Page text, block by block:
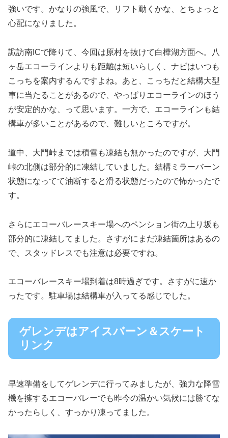
強いです。かなりの強風で、リフト動くかな、とちょっと
心配になりました。
諏訪南ICで降りて、今回は原村を抜けて白樺湖方面へ。八
ヶ岳エコーラインよりも距離は短いらしく、ナビはいつも
こっちを案内するんですよね。あと、こっちだと結構大型
車に当たることがあるので、やっぱりエコーラインのほう
が安定的かな、って思います。一方で、エコーラインも結
構車が多いことがあるので、難しいところですが。
道中、大門峠までは積雪も凍結も無かったのですが、大門
峠の北側は部分的に凍結していました。結構ミラーバーン
状態になってて油断すると滑る状態だったので怖かったで
す。
さらにエコーバレースキー場へのペンション街の上り坂も
部分的に凍結してました。さすがにまだ凍結箇所はあるの
で、スタッドレスでも注意は必要ですね。
エコーバレースキー場到着は8時過ぎです。さすがに速か
ったです。駐車場は結構車が入ってる感じでした。
ゲレンデはアイスバーン＆スケート
リンク
早速準備をしてゲレンデに行ってみましたが、強力な降雪
機を擁するエコーバレーでも昨今の温かい気候には勝てな
かったらしく、すっかり凍ってました。